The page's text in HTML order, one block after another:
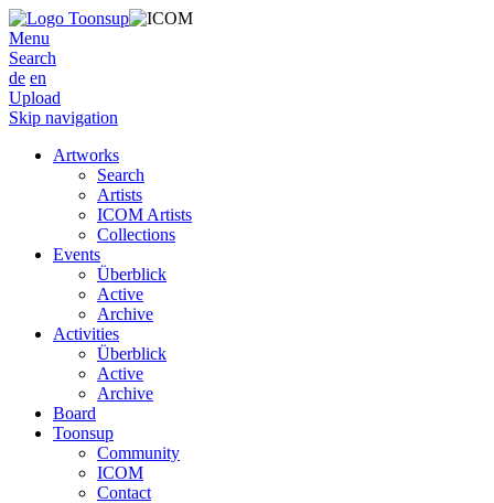
Menu
Search
de en
Upload
Skip navigation
Artworks
Search
Artists
ICOM Artists
Collections
Events
Überblick
Active
Archive
Activities
Überblick
Active
Archive
Board
Toonsup
Community
ICOM
Contact